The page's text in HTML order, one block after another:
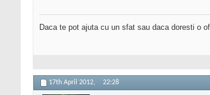
Daca te pot ajuta cu un sfat sau daca doresti o
17th April 2012, 22:28